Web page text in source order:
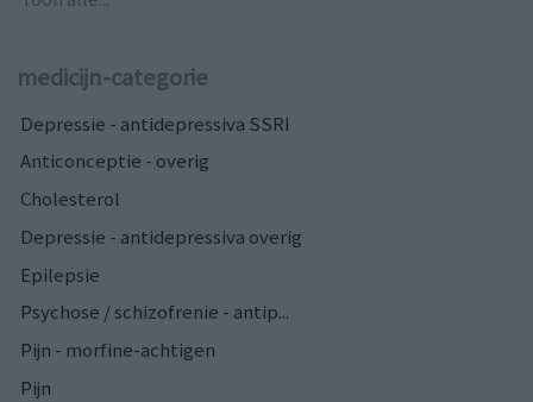
medicijn-categorie
Depressie - antidepressiva SSRI
Anticonceptie - overig
Cholesterol
Depressie - antidepressiva overig
Epilepsie
Psychose / schizofrenie - antip...
Pijn - morfine-achtigen
Pijn